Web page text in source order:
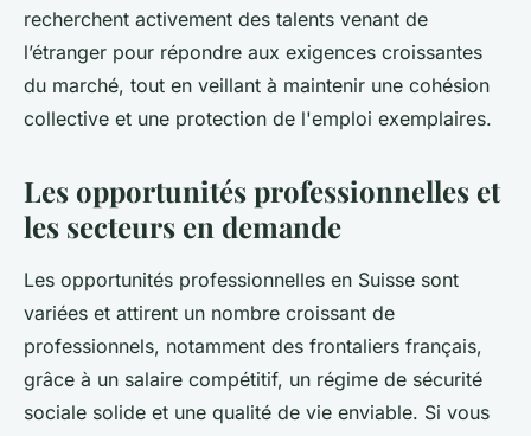
recherchent activement des talents venant de
l’étranger pour répondre aux exigences croissantes
du marché, tout en veillant à maintenir une cohésion
collective et une protection de l'emploi exemplaires.
Les opportunités professionnelles et
les secteurs en demande
Les opportunités professionnelles en Suisse sont
variées et attirent un nombre croissant de
professionnels, notamment des frontaliers français,
grâce à un salaire compétitif, un régime de sécurité
sociale solide et une qualité de vie enviable. Si vous